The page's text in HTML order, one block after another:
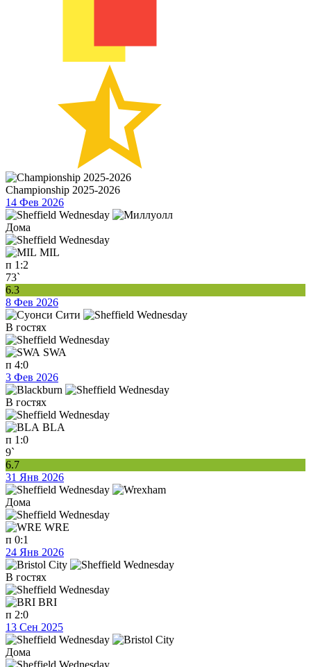
Championship 2025-2026
14 Фев 2026
Дома
MIL
п 1:2
73`
6.3
8 Фев 2026
В гостях
SWA
п 4:0
3 Фев 2026
В гостях
BLA
п 1:0
9`
6.7
31 Янв 2026
Дома
WRE
п 0:1
24 Янв 2026
В гостях
BRI
п 2:0
13 Сен 2025
Дома